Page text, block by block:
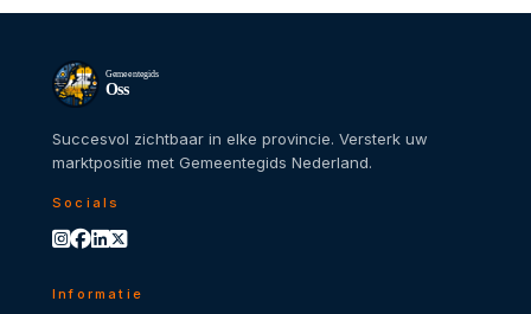
Gemeentegids
Oss
Succesvol zichtbaar in elke provincie. Versterk uw
marktpositie met Gemeentegids Nederland.
Socials
Informatie